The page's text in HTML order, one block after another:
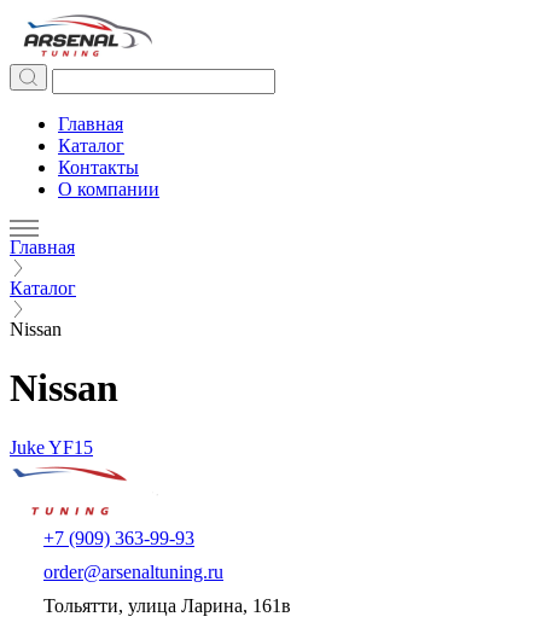
Главная
Каталог
Контакты
О компании
Главная
Каталог
Nissan
Nissan
Juke YF15
+7 (909) 363-99-93
order@arsenaltuning.ru
Тольятти, улица Ларина, 161в